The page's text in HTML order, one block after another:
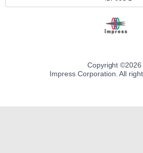
Copyright ©2026
Impress Corporation. All